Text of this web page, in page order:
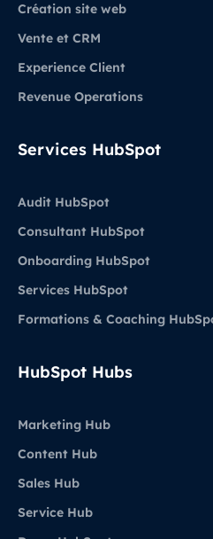
Création site web
Vente et CRM
Experience Client
Revenue Operations
Services HubSpot
Audit HubSpot
Consultant HubSpot
Onboarding HubSpot
Services HubSpot
Formations & Coaching
HubSpot Hubs
Marketing Hub
Content Hub
Sales Hub
Service Hub